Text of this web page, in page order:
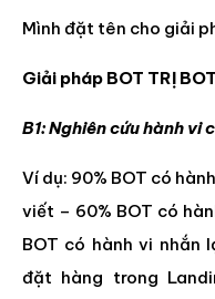
Mình đặt tên cho giải
Giải pháp BOT TRỊ
B1: Nghiên cứu hành vi
Ví dụ: 90% BOT có
viết – 60% BOT có
BOT có hành vi nhắn
đặt hàng trong